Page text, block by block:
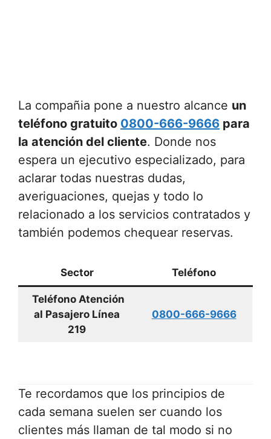
La compañia pone a nuestro alcance un
teléfono gratuito 0800-666-9666 para
la atención del cliente. Donde nos
espera un ejecutivo especializado, para
aclarar todas nuestras dudas,
averiguaciones, quejas y todo lo
relacionado a los servicios contratados y
también podemos chequear reservas.
Sector Teléfono
Teléfono Atención
al Pasajero Línea
219
0800-666-9666
Te recordamos que los principios de
cada semana suelen ser cuando los
clientes más llaman de tal modo si no